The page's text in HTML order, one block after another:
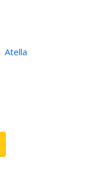
Atella